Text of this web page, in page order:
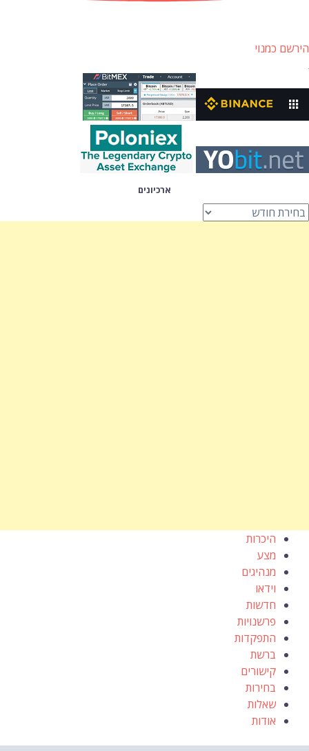
הירשם כמנוי
ארכיונים
ארכיונים
היכרות
מצע
מנהיגים
וידאו
חדשות
פרשנויות
התפקדות
ברשת
קישורים
בחירות
שאלות
אודות